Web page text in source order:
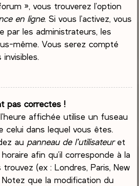
», vous trouverez l’option
en ligne. Si vous l’activez, vous
par les administrateurs, les
même. Vous serez compté
pas correctes !
affichée utilise un fuseau
celui dans lequel vous êtes.
au panneau de l’utilisateuret
afin qu’il corresponde à la
(ex : Londres, Paris, New
Notez que la modification du